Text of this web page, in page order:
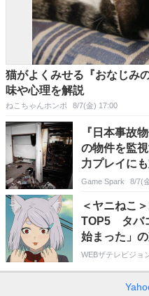
猫がよくみせる『おなじみ
味や心理を解説
ねこちゃんホンポ 8/7(金) 17:00
『日本事故
の物件を監
力プレイに
スプレイで
Game Spark 8/7(
＜ヤニねこ
TOP5 タバ
始まった」
WEBザテレビジョ